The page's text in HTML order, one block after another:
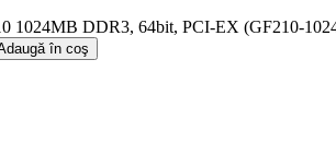
1024MB DDR3, 64bit, PCI-EX (GF210-
în coş